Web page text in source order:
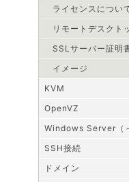
ライセンスについ
リモートデスクト
SSLサーバー証明
イメージ
KVM
OpenVZ
Windows Server（
SSH接続
ドメイン